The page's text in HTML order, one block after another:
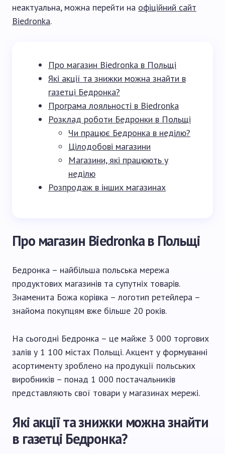
неактуальна, можна перейти на офіційний сайт
Biedronka.
Про магазин Biedronka в Польщі
Які акції та знижки можна знайти в
газетці Бедронка?
Програма лояльності в Biedronka
Розклад роботи Бедронки в Польщі
Чи працює Бедронка в неділю?
Цілодобові магазини
Магазини, які працюють у
неділю
Розпродаж в інших магазинах
Про магазин Biedronka в Польщі
Бедронка – найбільша польська мережа
продуктових магазинів та супутніх товарів.
Знаменита Божа корівка – логотип ретейлера –
знайома покупцям вже більше 20 років.
На сьогодні Бедронка – це майже 3 000 торгових
залів у 1 100 містах Польщі. Акцент у формуванні
асортименту зроблено на продукції польських
виробників – понад 1 000 постачальників
представляють свої товари у магазинах мережі.
Які акції та знижки можна знайти
в газетці Бедронка?